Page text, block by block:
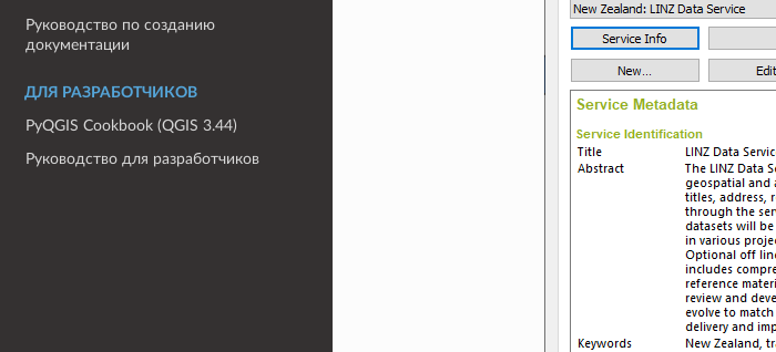
Руководство по созданию
документации
ДЛЯ РАЗРАБОТЧИКОВ
PyQGIS Cookbook (QGIS 3.44)
Руководство для разработчиков